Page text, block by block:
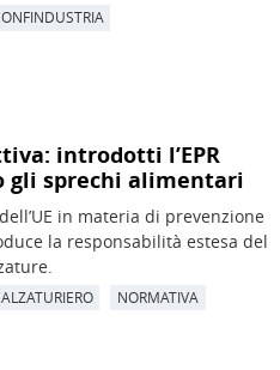
introdotti l’EPR
gli sprechi alimentari
in materia di prevenzione
la responsabilità estesa del
NORMATIVA